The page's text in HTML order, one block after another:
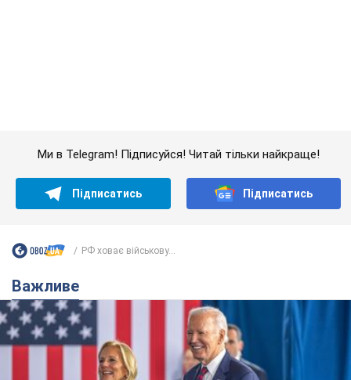
Дружина тяжкохворого Джо Байдена назвала
перший симптом, який сигналізував про його
"агресивний" рак